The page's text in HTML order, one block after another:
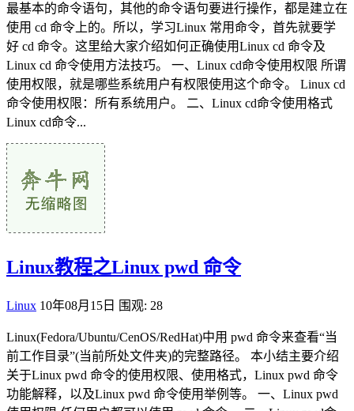
最基本的命令语句，其他的命令语句要进行操作，都是建立在
使用 cd 命令上的。所以，学习Linux 常用命令，首先就要学
好 cd 命令。这里给大家介绍如何正确使用Linux cd 命令及
Linux cd 命令使用方法技巧。 一、Linux cd命令使用权限 所谓
使用权限，就是哪些系统用户有权限使用这个命令。 Linux cd
命令使用权限：所有系统用户。 二、Linux cd命令使用格式
Linux cd命令...
Linux教程之Linux pwd 命令
Linux 10年08月15日 围观: 28
Linux(Fedora/Ubuntu/CenOS/RedHat)中用 pwd 命令来查看“当
前工作目录”(当前所处文件夹)的完整路径。 本小结主要介绍
关于Linux pwd 命令的使用权限、使用格式，Linux pwd 命令
功能解释，以及Linux pwd 命令使用举例等。 一、Linux pwd